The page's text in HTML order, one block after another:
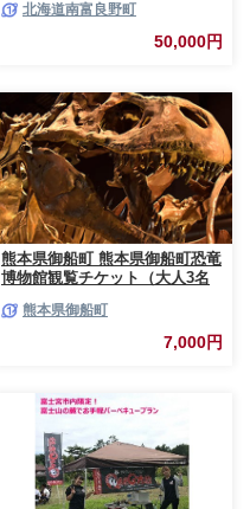
かなやま湖 宿泊券 チケット 入
場券 体験チケット ドックラン
北海道南富良野町
50,000円
熊本県御船町 熊本県御船町恐竜
博物館観覧チケット（大人3名
日祝除く)》 熊本県御船町恐竜
熊本県御船町
7,000円